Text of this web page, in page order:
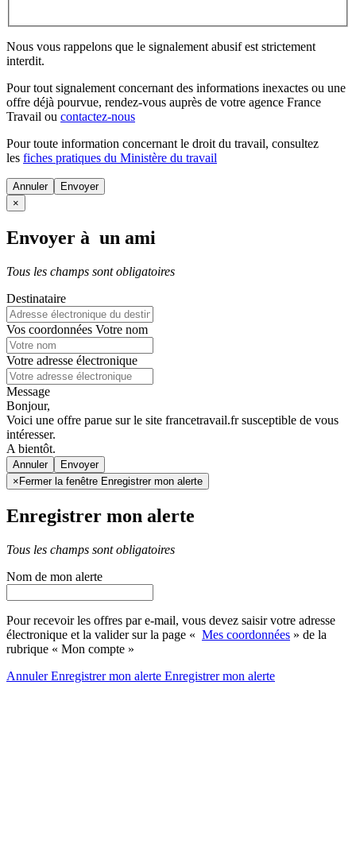
Nous vous rappelons que le signalement abusif est strictement
interdit.
Pour tout signalement concernant des informations inexactes ou une
offre déjà pourvue, rendez-vous auprès de votre agence France
Travail ou contactez-nous
Pour toute information concernant le droit du travail, consultez
les fiches pratiques du Ministère du travail
Annuler
×
Envoyer à un ami
Tous les champs sont obligatoires
Destinataire
Vos coordonnées Votre nom
Votre adresse électronique
Message
Bonjour,
Voici une offre parue sur le site francetravail.fr susceptible de vous
intéresser.
A bientôt.
Annuler
× Fermer la fenêtre Enregistrer mon alerte
Enregistrer mon alerte
Tous les champs sont obligatoires
Nom de mon alerte
Pour recevoir les offres par e-mail, vous devez saisir votre adresse
électronique et la valider sur la page « Mes coordonnées » de la
rubrique « Mon compte »
AnnulerEnregistrer mon alerte Enregistrermon alerte